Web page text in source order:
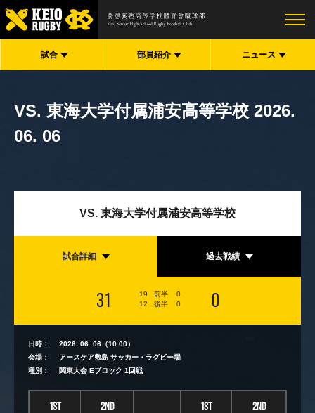
試合 部員紹介 ニュース
VS. 東海大学付属浦安高等学校 2026.
06. 06
VS. 東海大学付属浦安高等学校
試合詳細 過去戦績
31 19 前半
0
12
後半 0 0
日時：
2026. 06. 06（10:00）
会場：
アースケア敷島 サッカー・ラグビー場
種別：
関東大会 Eブロック 1回戦
1st 2nd 1st 2nd